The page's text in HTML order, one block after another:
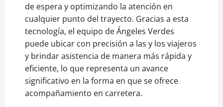
de espera y optimizando la atención en
cualquier punto del trayecto. Gracias a esta
tecnología, el equipo de Ángeles Verdes
puede ubicar con precisión a las y los viajeros
y brindar asistencia de manera más rápida y
eficiente, lo que representa un avance
significativo en la forma en que se ofrece
acompañamiento en carretera.